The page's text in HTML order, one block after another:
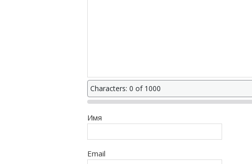
Characters: 0 of 1000
Имя
Email